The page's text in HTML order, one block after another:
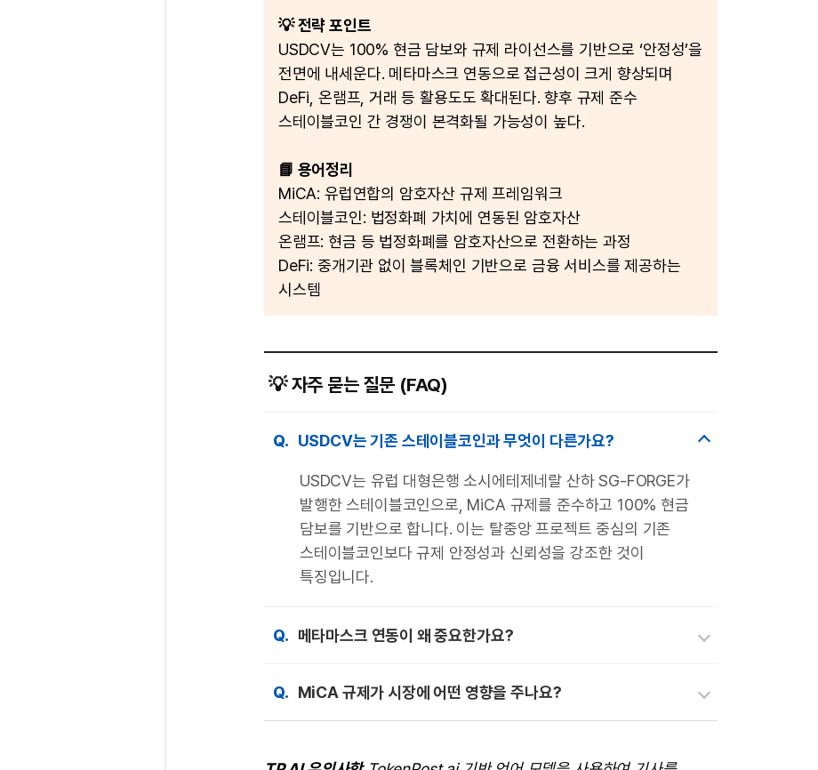
💡 전략 포인트
USDCV는 100% 현금 담보와 규제 라이선스를 기반으로 ‘안정성’을
전면에 내세운다. 메타마스크 연동으로 접근성이 크게 향상되며
DeFi, 온램프, 거래 등 활용도도 확대된다. 향후 규제 준수
스테이블코인 간 경쟁이 본격화될 가능성이 높다.
📘 용어정리
MiCA: 유럽연합의 암호자산 규제 프레임워크
스테이블코인: 법정화폐 가치에 연동된 암호자산
온램프: 현금 등 법정화폐를 암호자산으로 전환하는 과정
DeFi: 중개기관 없이 블록체인 기반으로 금융 서비스를 제공하는
시스템
💡 자주 묻는 질문 (FAQ)
Q. USDCV는 기존 스테이블코인과 무엇이 다른가요?
USDCV는 유럽 대형은행 소시에테제네랄 산하 SG-FORGE가
발행한 스테이블코인으로, MiCA 규제를 준수하고 100% 현금
담보를 기반으로 합니다. 이는 탈중앙 프로젝트 중심의 기존
스테이블코인보다 규제 안정성과 신뢰성을 강조한 것이
특징입니다.
Q. 메타마스크 연동이 왜 중요한가요?
Q. MiCA 규제가 시장에 어떤 영향을 주나요?